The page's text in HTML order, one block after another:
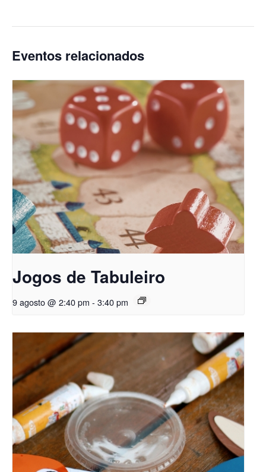
Eventos relacionados
Jogos de Tabuleiro
9 agosto @ 2:40 pm - 3:40 pm